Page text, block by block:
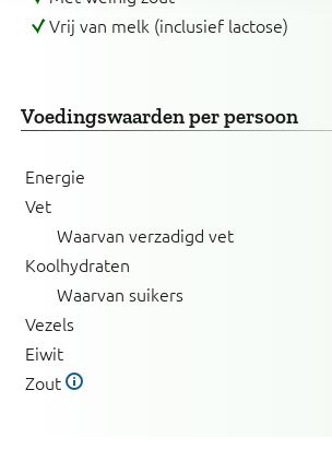
Vrij van melk (inclusief lactose)
Voedingswaardenper persoon
Energie
Vet
Waarvan verzadigd vet
Koolhydraten
Waarvan suikers
Vezels
Eiwit
Zout